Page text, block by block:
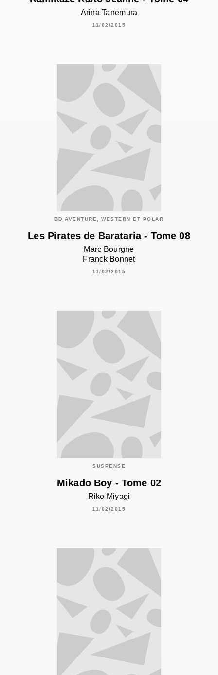
Arina Tanemura
11/02/2015
BD AVENTURE, WESTERN ET POLAR
Les Pirates de Barataria - Tome 08
Marc Bourgne
Franck Bonnet
11/02/2015
SUSPENSE
Mikado Boy - Tome 02
Riko Miyagi
11/02/2015